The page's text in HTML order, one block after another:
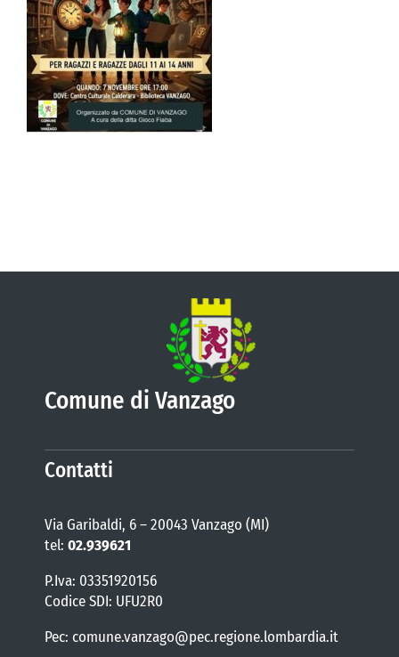
VIVERE VANZAGO
COMUNICAZIONE
Comune di Vanzago
Contatti
Via Garibaldi, 6 – 20043 Vanzago (MI)
tel: 02.939621
P.Iva: 03351920156
Codice SDI: UFU2R0
Pec: comune.vanzago@pec.regione.lombardia.it